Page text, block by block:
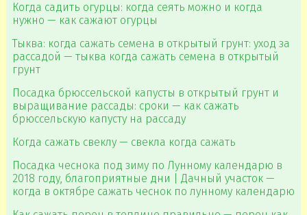
Когда садить огурцы: когда сеять можно и когда
нужно — как сажают огурцы
Тыква: когда сажать семена в открытый грунт: уход за
рассадой — тыква когда сажать семена в открытый
грунт
Посадка брюссельской капусты в открытый грунт и
выращивание рассады: сроки — как сажать
брюссельскую капусту на рассаду
Когда сажать свеклу — свекла когда сажать
Посадка чеснока под зиму по Лунному календарю в
2018 году, благоприятные дни | Дачный участок —
когда в октябре сажать чеснок по лунному календарю